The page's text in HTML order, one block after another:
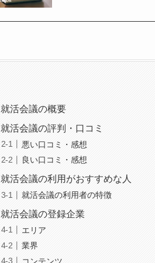
就活会議の概要
就活会議の評判・口コミ
悪い口コミ・感想
良い口コミ・感想
就活会議の利用がおすすめな人
就活会議の利用者の特徴
就活会議の登録企業
エリア
業界
コンテンツ